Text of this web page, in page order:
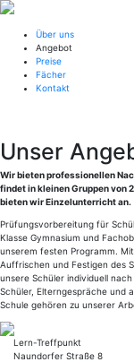
Über uns
Angebot
Preise
Fächer
Kontakt
Unser
Wir bieten professionellen
findet in kleinen Gruppen von
bieten wir Einzelunterricht an.
Prüfungsvorbereitung für
Klasse Gymnasium und
unserem festen Programm.
Auffrischen und Festigen des
unsere Schüler individuell
Schüler, Elterngespräche und
Schule gehören zu unserer
Lern-Treffpunkt
Naundorfer Straße 8